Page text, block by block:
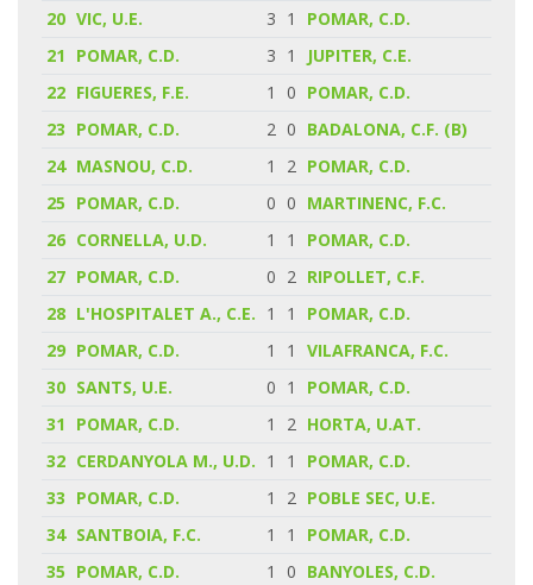
20 VIC, U.E. 3 1
POMAR, C.D.
21 POMAR, C.D. 3 1
JUPITER, C.E.
22 FIGUERES, F.E. 1 0 POMAR, C.D.
23 POMAR, C.D. 2 0 BADALONA, C.F. (B)
24 MASNOU, C.D. 1 2 POMAR, C.D.
25 POMAR, C.D. 0 0 MARTINENC, F.C.
26 CORNELLA, U.D. 1 1
POMAR, C.D.
27 POMAR, C.D. 0 2 RIPOLLET, C.F.
28 L'HOSPITALET A., C.E. 1 1
POMAR, C.D.
29 POMAR, C.D. 1 1
VILAFRANCA, F.C.
30 SANTS, U.E. 0 1
POMAR, C.D.
31 POMAR, C.D. 1 2 HORTA, U.AT.
32 CERDANYOLA M., U.D. 1 1
POMAR, C.D.
33 POMAR, C.D. 1 2 POBLE SEC, U.E.
34 SANTBOIA, F.C. 1 1
POMAR, C.D.
35 POMAR, C.D. 1 0 BANYOLES, C.D.